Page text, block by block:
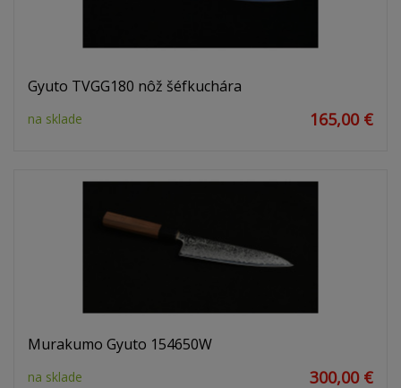
Gyuto TVGG180 nôž šéfkuchára
na sklade 165,00 €
Murakumo Gyuto 154650W
na sklade 300,00 €